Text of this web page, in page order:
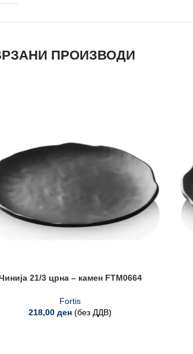
ПРОИЗВОДИ
21/3 црна – камен FTM0664
Fortis
218,00ден (без ДДВ)